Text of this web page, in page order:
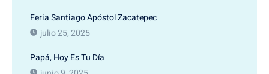
Feria Santiago Apóstol Zacatepec
julio 25, 2025
Papá, Hoy Es Tu Día